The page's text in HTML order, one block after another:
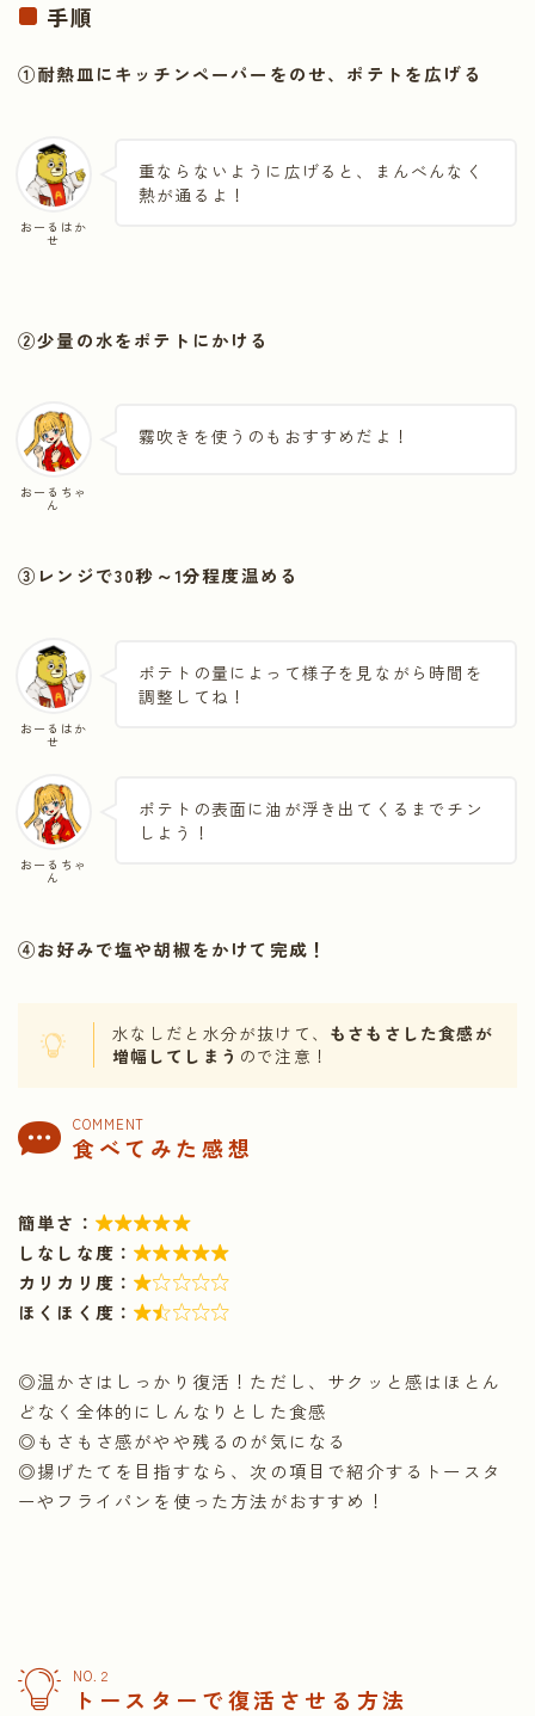
手順
①耐熱皿にキッチンペーパーをのせ、ポテトを広げる
おーるはか
せ
重ならないように広げると、まんべんなく
熱が通るよ！
②少量の水をポテトにかける
おーるちゃ
ん
霧吹きを使うのもおすすめだよ！
③レンジで30秒～1分程度温める
おーるはか
せ
ポテトの量によって様子を見ながら時間を
調整してね！
おーるちゃ
ん
ポテトの表面に油が浮き出てくるまでチン
しよう！
④お好みで塩や胡椒をかけて完成！
水なしだと水分が抜けて、 もさもさした食感が
増幅してしまう ので注意！
COMMENT
食べてみた感想
簡単さ： 
しなしな度：
カリカリ度：
ほくほく度：
◎温かさはしっかり復活！ただし、サクッと感はほとん
どなく全体的にしんなりとした食感
◎もさもさ感がやや残るのが気になる
◎揚げたてを目指すなら、次の項目で紹介するトースタ
ーやフライパンを使った方法がおすすめ！
NO.２
トースターで復活させる方法